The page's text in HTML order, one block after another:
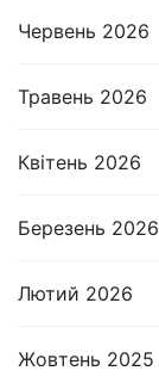
Червень 2026
Травень 2026
Квітень 2026
Березень 2026
Лютий 2026
Жовтень 2025